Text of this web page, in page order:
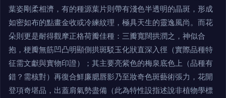
葉姿剛柔相濟，有的種源葉片則帶有淺色半透明的晶斑，形成
如密如布的點畫金收或冷練紋理，極具天生的靈逸風尚。而花
朵則更是耐得觀摩正格荷瓣佳種：三瓣寬闊拱潤之，神似合
抱，梗瓣無筋凹凸明顯側拱斑駁玉化狀直深入徑（實際品種特
征需文獻與實物印證）；其主要亮紫色的梅泉底色上（品種有
錯？需核對）再復合鮮廉腮唇影乃至妝奇色斑藝術張力，花開
登項奇堪品，出蓋肩氣勢盡備（此為特性設指述說非植物學標